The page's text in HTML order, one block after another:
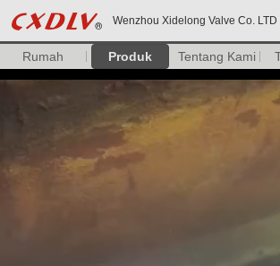
Wenzhou Xidelong Valve Co. LTD
Rumah Produk Tentang Kami